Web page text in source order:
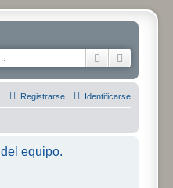
Buscar
Identificarse
Registrarse
equipo.